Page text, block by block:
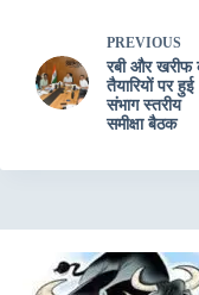
PREVIOUS
रबी और खरीफ
तैयारियों पर हुई
संभाग स्तरीय
समीक्षा बैठक